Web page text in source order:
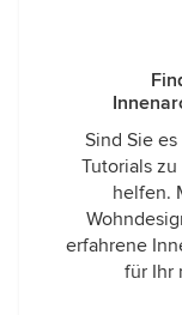
Sind Sie
Tutorials
helfen.
erfahrene
für Ihr